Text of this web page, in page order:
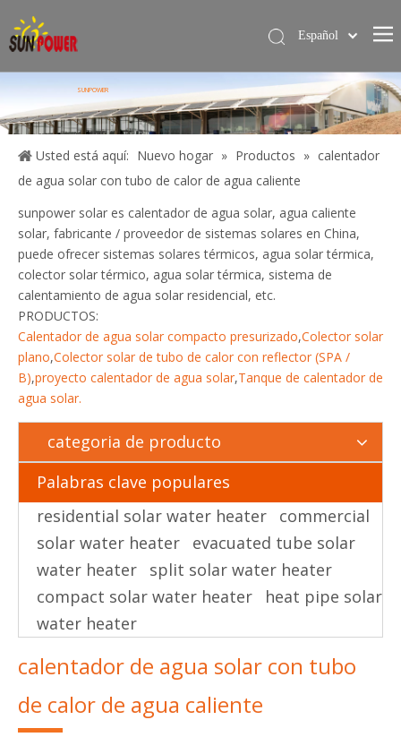
Calentador de agua solar
Servicios
Proyecto
Blog
Sobre nosotros
Contáctame
Español
English
SUNPOWER
Usted está aquí: Nuevo hogar » Productos » calentador
de agua solar con tubo de calor de agua caliente
sunpower solar es calentador de agua solar, agua caliente
solar, fabricante / proveedor de sistemas solares en China,
puede ofrecer sistemas solares térmicos, agua solar térmica,
colector solar térmico, agua solar térmica, sistema de
calentamiento de agua solar residencial, etc.
PRODUCTOS:
Calentador de agua solar compacto presurizado,Colector solar
plano,Colector solar de tubo de calor con reflector (SPA /
B),proyecto calentador de agua solar,Tanque de calentador de
agua solar.
categoria de producto
Palabras clave populares
residential solar water heater
commercial
solar water heater
evacuated tube solar
water heater
split solar water heater
compact solar water heater
heat pipe solar
water heater
calentador de agua solar con tubo
de calor de agua caliente